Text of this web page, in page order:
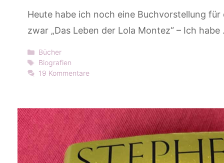
Heute habe ich noch eine Buchvorstellung für
zwar „Das Leben der Lola Montez“ – Ich habe
Kategorien
Bücher
Schlagwörter
Biografien
19 Kommentare